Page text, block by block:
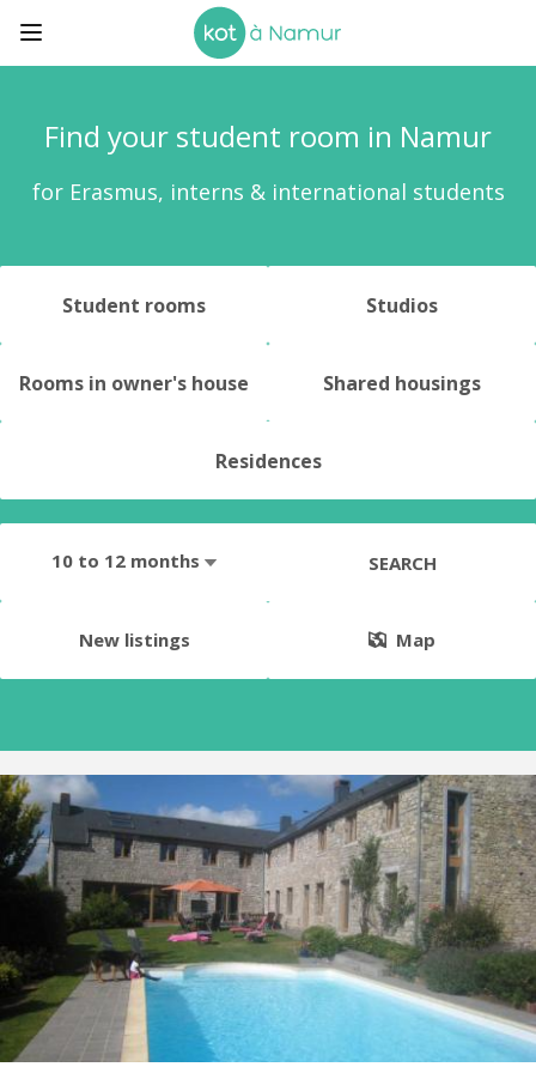
Find your student room in Namur
for Erasmus, interns & international students
Student rooms Studios
Rooms in owner's house Shared housings
Residences
10 to 12 months SEARCH
New listings Map
KN 964
A louer uniquement pour un étudiant , deux pièces
indépendantes dans une jolie maison en pierres du pays. Entrée
privative. Kitchinette. Pas de domiciliation. Pas d'animaux. Le
quartier est très bien desservi par les bus . Proximité des grands
axes routiers (E411, Chaussée de Louvain, Route...